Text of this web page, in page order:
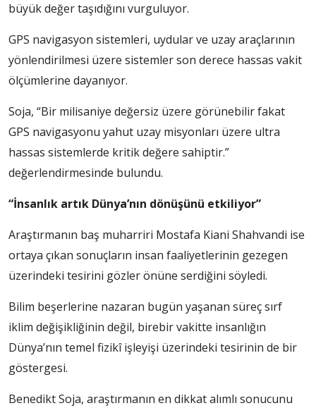
büyük değer taşıdığını vurguluyor.
GPS navigasyon sistemleri, uydular ve uzay araçlarının
yönlendirilmesi üzere sistemler son derece hassas vakit
ölçümlerine dayanıyor.
Soja, “Bir milisaniye değersiz üzere görünebilir fakat
GPS navigasyonu yahut uzay misyonları üzere ultra
hassas sistemlerde kritik değere sahiptir.”
değerlendirmesinde bulundu.
“İnsanlık artık Dünya’nın dönüşünü etkiliyor”
Araştırmanın baş muharriri Mostafa Kiani Shahvandi ise
ortaya çıkan sonuçların insan faaliyetlerinin gezegen
üzerindeki tesirini gözler önüne serdiğini söyledi.
Bilim beşerlerine nazaran bugün yaşanan süreç sırf
iklim değişikliğinin değil, birebir vakitte insanlığın
Dünya’nın temel fizikî işleyişi üzerindeki tesirinin de bir
göstergesi.
Benedikt Soja, araştırmanın en dikkat alımlı sonucunu